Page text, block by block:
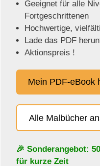
Geeignet für alle
Fortgeschrittenen
Hochwertige,
Lade das PDF
Aktionspreis !
Mein PDF-eBook
Alle Malbücher
🎉 Sonderangebot:
für kurze Zeit